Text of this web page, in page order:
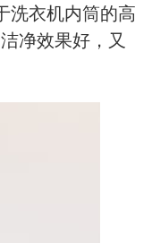
洗衣机内筒的高
净效果好，又